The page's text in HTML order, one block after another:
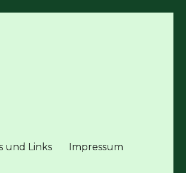
und Links Impressum